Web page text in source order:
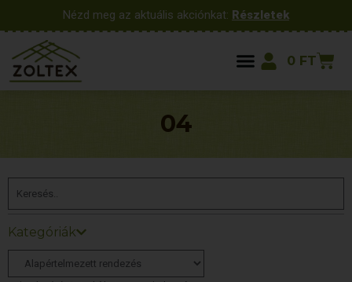
Nézd meg az aktuális akciónkat: Részletek
0 FT
04
Kategóriák